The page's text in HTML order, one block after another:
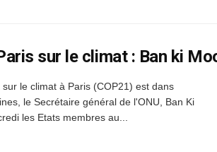
sur le climat : Ban ki
le climat à Paris (COP21) est dans
le Secrétaire général de l'ONU, Ban Ki
les Etats membres au...